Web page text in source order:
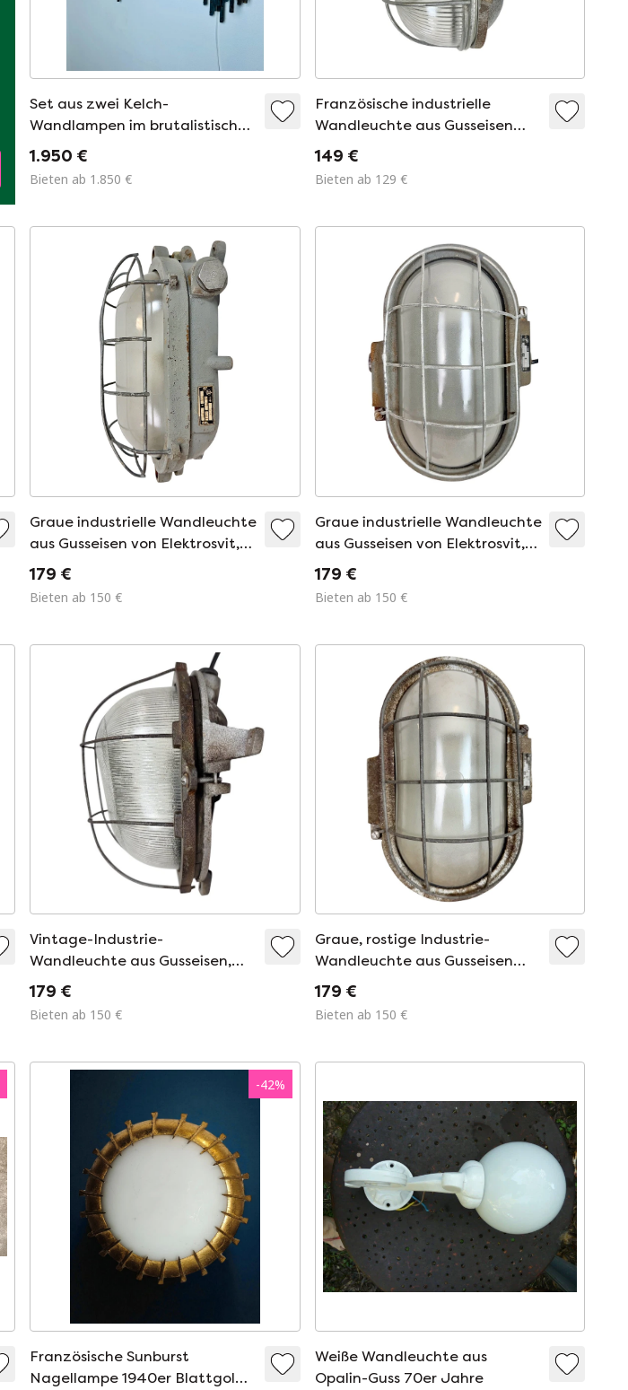
Set aus zwei Kelch-
Wandlampen im brutalistischen
Stil von Marcel Fantoni, Italien,
1.950 €
Bieten ab 1.850 €
Französische industrielle
Wandleuchte aus Gusseisen
von Electro Fonte, Paris, 1960er
149 €
Bieten ab 129 €
Graue industrielle Wandleuchte
aus Gusseisen von Elektrosvit,
1960er Jahre
179 €
Bieten ab 150 €
Graue industrielle Wandleuchte
aus Gusseisen von Elektrosvit,
1960er Jahre
179 €
Bieten ab 150 €
Vintage-Industrie-
Wandleuchte aus Gusseisen,
1960er Jahre
179 €
Bieten ab 150 €
Graue, rostige Industrie-
Wandleuchte aus Gusseisen
von Elektrosvit, 1960er
179 €
Bieten ab 150 €
-42%
Französische Sunburst
Nagellampe 1940er Blattgold
Weiße Wandleuchte aus
Opalin-Guss 70er Jahre